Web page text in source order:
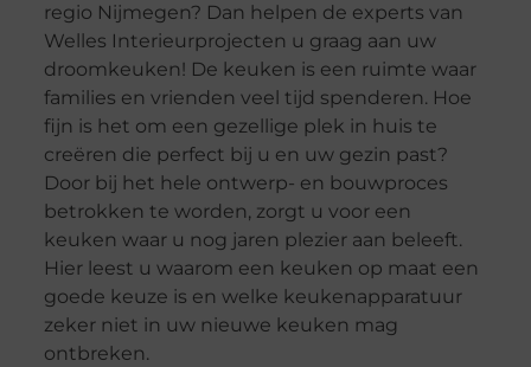
regio Nijmegen? Dan helpen de experts van
Welles Interieurprojecten u graag aan uw
droomkeuken! De keuken is een ruimte waar
families en vrienden veel tijd spenderen. Hoe
fijn is het om een gezellige plek in huis te
creëren die perfect bij u en uw gezin past?
Door bij het hele ontwerp- en bouwproces
betrokken te worden, zorgt u voor een
keuken waar u nog jaren plezier aan beleeft.
Hier leest u waarom een keuken op maat een
goede keuze is en welke keukenapparatuur
zeker niet in uw nieuwe keuken mag
ontbreken.